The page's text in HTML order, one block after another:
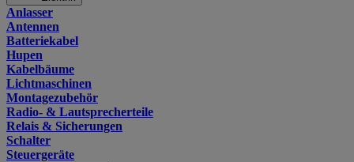
Anlasser
Antennen
Batteriekabel
Hupen
Kabelbäume
Lichtmaschinen
Montagezubehör
Radio- & Lautsprecherteile
Relais & Sicherungen
Schalter
Steuergeräte